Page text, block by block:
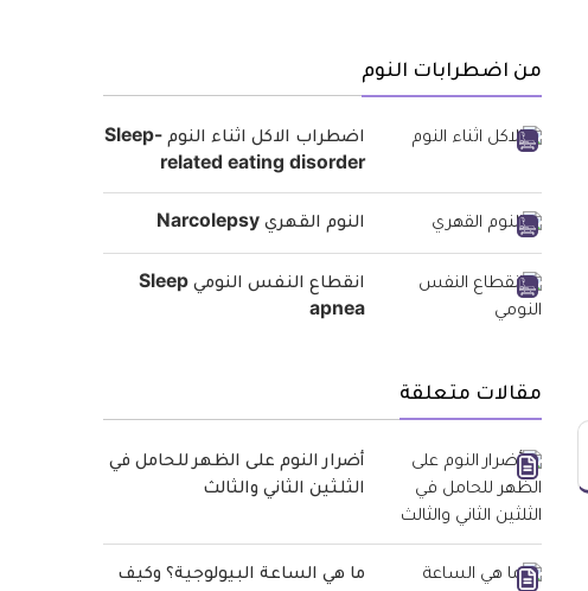
من اضطرابات النوم
اضطراب الاكل اثناء النوم Sleep-
related eating disorder
النوم القهري Narcolepsy
انقطاع النفس النومي Sleep
apnea
مقالات متعلقة
أضرار النوم على الظهر للحامل في
الثلثين الثاني والثالث
ما هي الساعة البيولوجية؟ وكيف